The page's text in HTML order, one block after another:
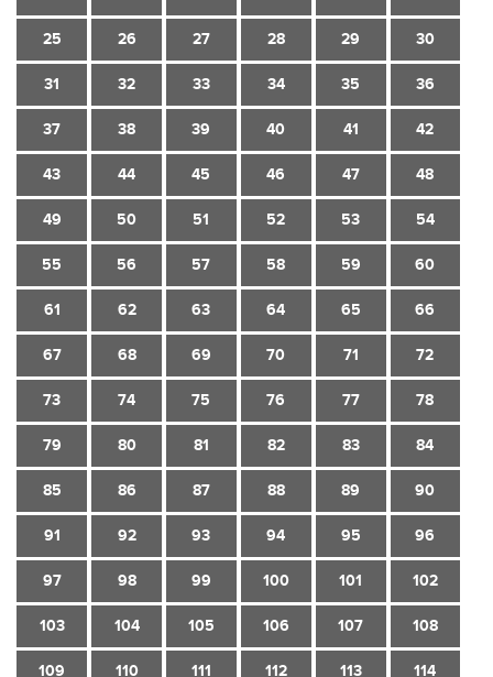
25 26 27 28 29 30
31 32 33 34 35 36
37 38 39 40 41 42
43 44 45 46 47 48
49 50 51 52 53 54
55 56 57 58 59 60
61 62 63 64 65 66
67 68 69 70 71 72
73 74 75 76 77 78
79 80 81 82 83 84
85 86 87 88 89 90
91 92 93 94 95 96
97 98 99 100 101 102
103 104 105 106 107 108
109 110 111 112 113 114